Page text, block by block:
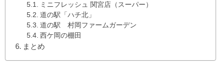
ミニフレッシュ 関宮店（スーパー）
道の駅「ハチ北」
道の駅 村岡ファームガーデン
西ケ岡の棚田
まとめ